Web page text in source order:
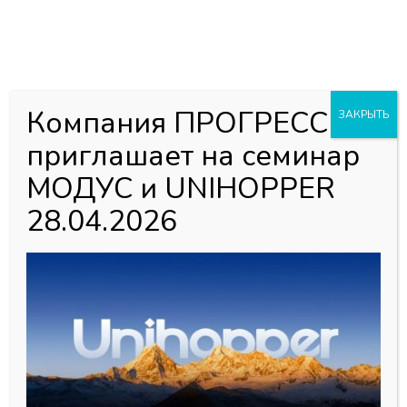
Главная страница Магазин» Мебельная фурнитура
»
Наполнение для шкафов и гардеробных» Гардеробная
система MODUS» Винт М5*12 Латунь
Компания ПРОГРЕСС
приглашает на семинар
МОДУС и UNIHOPPER
28.04.2026
ЗАКРЫТЬ